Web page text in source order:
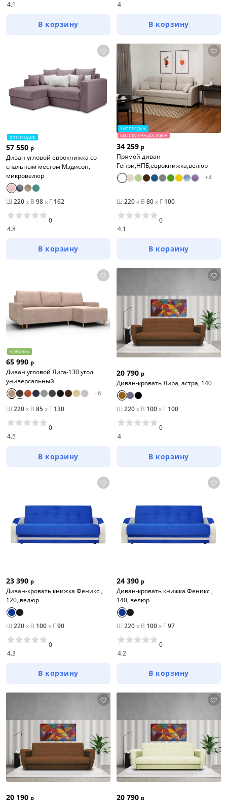
4.1
В корзину
4
В корзину
ХИТ ПРОДАЖ
57 550 р
Диван угловой еврокнижка со
спальным местом Мэдисон,
микровелюр
Ш 220x В 98x Г 162
4.8
0
В корзину
ХИТ ПРОДАЖ
БЕСПЛАТНАЯ ДОСТАВКА
34 259 р
Прямой диван
Генри,НПБ,еврокнижка,велюр
+4
Ш 220x В 80x Г 100
4.1
0
В корзину
НОВИНКА
65 990 р
Диван угловой Лига-130 угол
универсальный
+6
Ш 220x В 85x Г 130
4.5
0
В корзину
20 790 р
Диван-кровать Лира, астра, 140
Ш 220x В 100x Г 100
4
0
В корзину
23 390 р
Диван-кровать книжка Феникс ,
120, велюр
Ш 220x В 100x Г90
4.3
0
В корзину
24 390 р
Диван-кровать книжка Феникс ,
140, велюр
Ш 220x В 100x Г97
4.2
0
В корзину
20 190 р 20 790 р